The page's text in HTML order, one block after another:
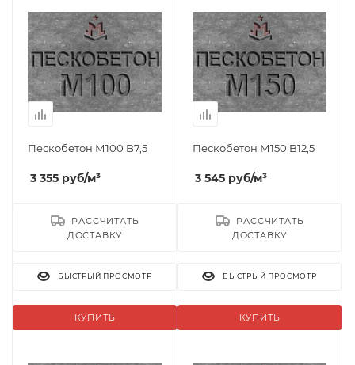
Пескобетон М100 B7,5
3 355 руб/м³
КУПИТЬ
РАССЧИТАТЬ
ДОСТАВКУ
БЫСТРЫЙ ПРОСМОТР
Пескобетон М150 B12,5
3 545 руб/м³
КУПИТЬ
РАССЧИТАТЬ
ДОСТАВКУ
БЫСТРЫЙ ПРОСМОТР